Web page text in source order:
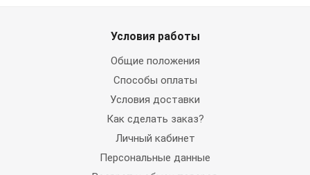
Условия работы
Общие положения
Способы оплаты
Условия доставки
Как сделать заказ?
Личный кабинет
Персональные данные